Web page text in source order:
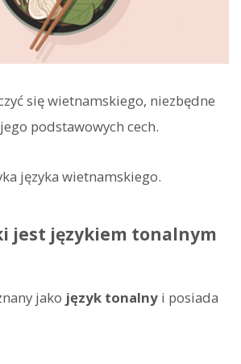
się wietnamskiego, niezbędne
podstawowych cech.
języka wietnamskiego.
jest językiem tonalnym
jako język tonalny i posiada